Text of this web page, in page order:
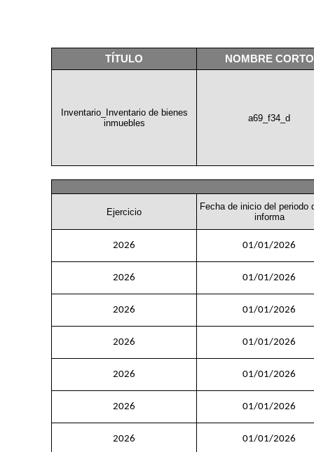
TÍTULO NOMBRE CORTO
Inventario_Inventario de bienes
inmuebles
a69_f34_d
Ejercicio
Fecha de inicio del periodo
informa
2026 01/01/2026
2026 01/01/2026
2026 01/01/2026
2026 01/01/2026
2026 01/01/2026
2026 01/01/2026
2026 01/01/2026